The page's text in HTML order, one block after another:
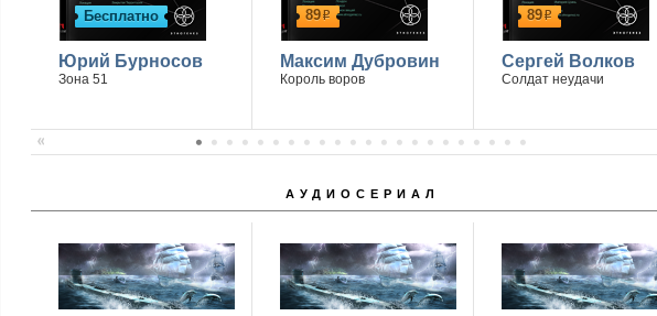
Бесплатно
Юрий Бурносов
Зона 51
89р
Максим Дубровин
Король воров
89р
Сергей Волков
Солдат неудачи
АУДИОСЕРИАЛ